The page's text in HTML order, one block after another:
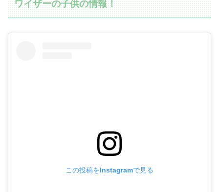
ワイザーの子供の情報！
この投稿をInstagramで見る